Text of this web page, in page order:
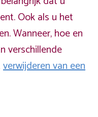
Ook als u het
Wanneer, hoe en
verschillende
verwijderen van een